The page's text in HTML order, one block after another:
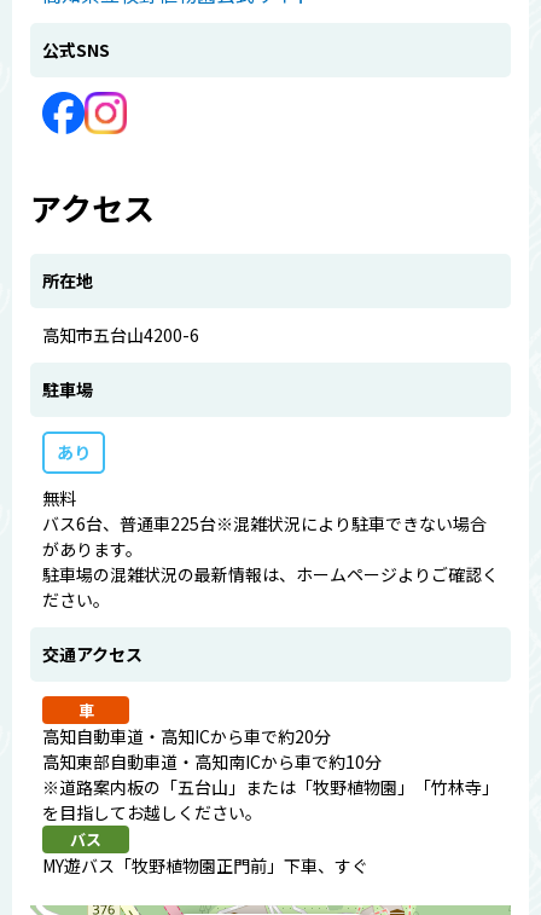
公式SNS
アクセス
所在地
高知市五台山4200-6
駐車場
あり
無料
バス6台、普通車225台※混雑状況により駐車できない場合
があります。
駐車場の混雑状況の最新情報は、ホームページよりご確認く
ださい。
交通アクセス
車
高知自動車道・高知ICから車で約20分
高知東部自動車道・高知南ICから車で約10分
※道路案内板の「五台山」または「牧野植物園」「竹林寺」
を目指してお越しください。
バス
MY遊バス「牧野植物園正門前」下車、すぐ